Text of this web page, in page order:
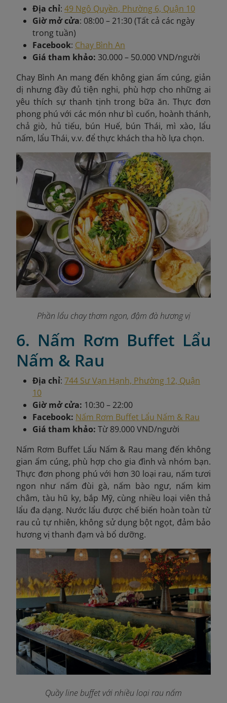
Địa chỉ: 49 Ngô Quyền, Phường 6, Quận 10
Giờ mở cửa: 08:00 – 21:30 (Tất cả các ngày
trong tuần)
Facebook: Chay Bình An
Giá tham khảo: 30.000 – 50.000 VND/người
Chay Bình An mang đến không gian ấm cúng, giản
dị nhưng đầy đủ tiện nghi, phù hợp cho những ai
yêu thích sự thanh tịnh trong bữa ăn. Thực đơn
phong phú với các món như bì cuốn, hoành thánh,
chả giò, hủ tiếu, bún Huế, bún Thái, mì xào, lẩu
nấm, lẩu Thái, v.v. để thực khách tha hồ lựa chọn.
Phần lẩu chay thơm ngon, đậm đà hương vị
6. Nấm Rơm Buffet Lẩu
Nấm & Rau
Địa chỉ: 744 Sư Vạn Hạnh, Phường 12, Quận
10
Giờ mở cửa: 10:30 – 22:00
Facebook: Nấm Rơm Buffet Lẩu Nấm & Rau
Giá tham khảo: Từ 89.000 VND/người
Nấm Rơm Buffet Lẩu Nấm & Rau mang đến không
gian ấm cúng, phù hợp cho gia đình và nhóm bạn.
Thực đơn phong phú với hơn 30 loại rau, nấm tươi
ngon như nấm đùi gà, nấm bào ngư, nấm kim
châm, tàu hũ ky, bắp Mỹ, cùng nhiều loại viên thả
lẩu đa dạng. Nước lẩu được chế biến hoàn toàn từ
rau củ tự nhiên, không sử dụng bột ngọt, đảm bảo
hương vị thanh đạm và bổ dưỡng.
Quầy line buffet với nhiều loại rau nấm